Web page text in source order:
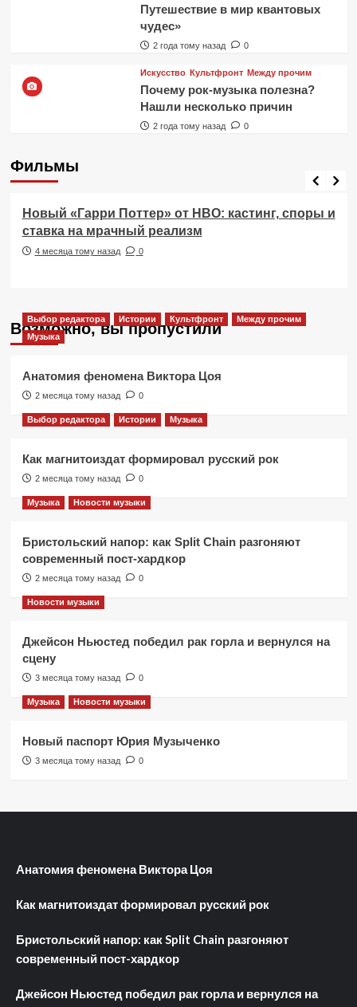
Путешествие в мир квантовых
чудес»
2 года тому назад 0
Искусство Культфронт Между прочим
Почему рок-музыка полезна?
Нашли несколько причин
2 года тому назад 0
Фильмы
Фильмы
Новый «Гарри Поттер» от HBO: кастинг, споры и
ставка на мрачный реализм
4 месяца тому назад 0
Возможно, вы пропустили
Выбор редактора Истории Культфронт
Между прочим
Музыка
Анатомия феномена Виктора Цоя
2 месяца тому назад 0
Выбор редактора Истории Музыка
Как магнитоиздат формировал русский рок
2 месяца тому назад 0
Музыка Новости музыки
Бристольский напор: как Split Chain разгоняют
современный пост-хардкор
2 месяца тому назад 0
Новости музыки
Джейсон Ньюстед победил рак горла и вернулся на
сцену
3 месяца тому назад 0
Музыка Новости музыки
Новый паспорт Юрия Музыченко
3 месяца тому назад 0
Анатомия феномена Виктора Цоя
Как магнитоиздат формировал русский рок
Бристольский напор: как Split Chain разгоняют
современный пост-хардкор
Джейсон Ньюстед победил рак горла и вернулся на